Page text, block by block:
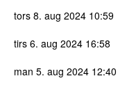
tors 8. aug 2024 10:59
tirs 6. aug 2024 16:58
man 5. aug 2024 12:40